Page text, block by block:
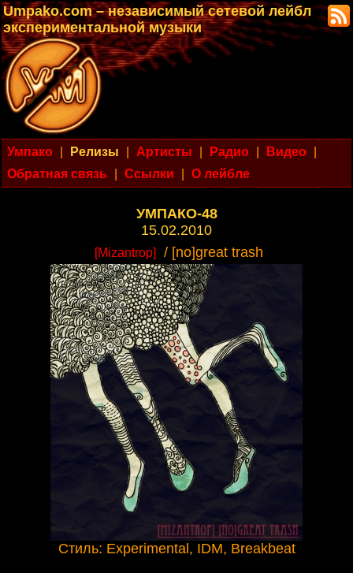
Umpako.com – независимый сетевой лейбл
экспериментальной музыки
Умпако Релизы Артисты Радио Видео
Обратная связь
Ссылки О лейбле
УМПАКО-48
15.02.2010
[Mizantrop] / [no]great trash
Стиль: Experimental, IDM, Breakbeat